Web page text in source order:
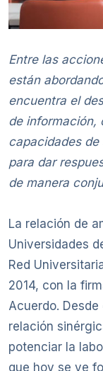
Entre las
están
encuentra el
de información,
capacidades de
para dar
de manera
La relación de
Universidades
Red
2014, con la
Acuerdo.
relación
potenciar la
que hoy se ve